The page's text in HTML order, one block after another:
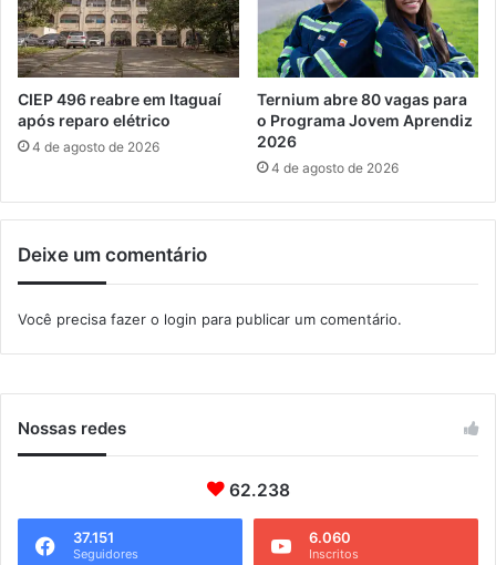
I
l
h
a
d
a
m
b
i
CIEP 496 reabre em Itaguaí
após reparo elétrico
4 de agosto de 2026
Ternium abre 80 vagas para
o Programa Jovem Aprendiz
2026
4 de agosto de 2026
Deixe um comentário
Você precisa fazer o login para publicar um comentário.
Nossas redes
62.238
37.151
Seguidores
6.060
Inscritos